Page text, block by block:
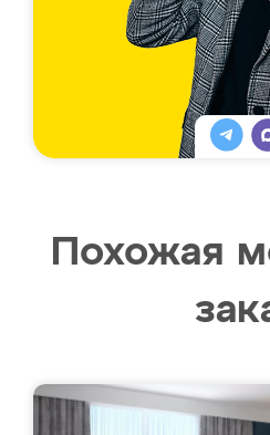
Похожая